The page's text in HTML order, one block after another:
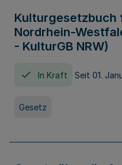
Kulturgesetzbuch
Nordrhein-
- KulturGB NRW)
In Kraft Seit 01.
Gesetz